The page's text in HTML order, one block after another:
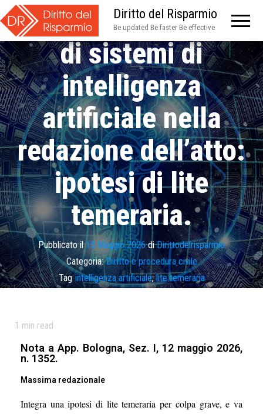
Diritto del Risparmio
Be updated Be faster Be effective
Utilizzo malaccorto
di sistemi di
intelligenza
artificiale nella
redazione dell’atto:
ipotesi di lite
temeraria.
Pubblicato il15 Maggio 2026diDirittodelrisparmio
Categoria: Diritto e procedura civile
Tag intelligenza artificiale,lite temeraria
1 min read
Nota a App. Bologna, Sez. I, 12 maggio 2026,
n. 1352.
Massima redazionale
Integra una ipotesi di lite temeraria per colpa grave, e va